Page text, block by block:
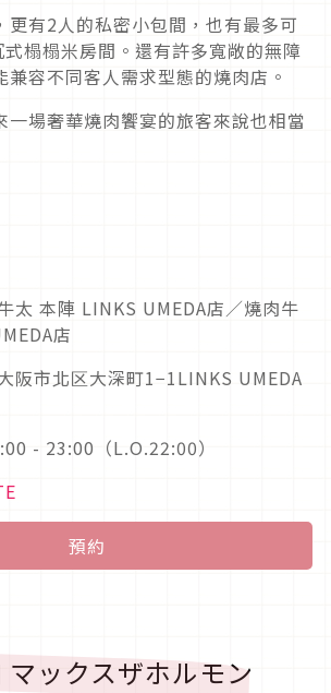
更有2人的私密小包間，也有最多可
榻榻米房間。還有許多寬敞的無障
容不同客人需求型態的燒肉店。
一場奢華燒肉饗宴的旅客來說也相當
太 本陣 LINKS UMEDA店／燒肉牛
店
阪市北区大深町1−1LINKS UMEDA
- 23:00（L.O.22:00）
預約
ックスザホルモン